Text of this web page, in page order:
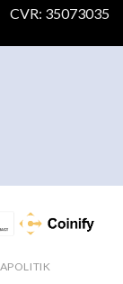
CVR: 35073035